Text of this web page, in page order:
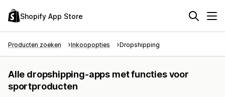
Shopify App Store
Producten zoeken Inkoopopties Dropshipping
Alle dropshipping-apps met functies voor
sportproducten